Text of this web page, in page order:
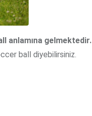
anlamına gelmektedir.
ball diyebilirsiniz.